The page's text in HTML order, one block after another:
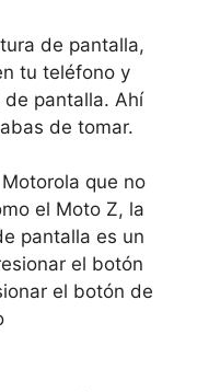
de pantalla,
tu teléfono y
pantalla. Ahí
de tomar.
que no
el Moto Z, la
pantalla es un
el botón
el botón de